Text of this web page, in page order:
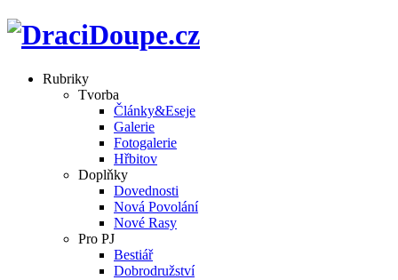
Rubriky
Tvorba
Články&Eseje
Galerie
Fotogalerie
Hřbitov
Doplňky
Dovednosti
Nová Povolání
Nové Rasy
Pro PJ
Bestiář
Dobrodružství